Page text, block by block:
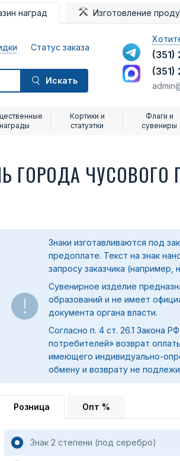
наград Изготовление
Статус заказа
Искать
(351)
(351)
награды
Кортики и
статуэтки
Флаги и
сувениры
ЧУСОВОГО
Знаки изготавливаются под
предоплате. Текст на знак
запросу заказчика
Сувенирное изделие
образований и не имеет
документа органа власти.
Согласно п. 4 ст. 26.1 Закона
потребителей» возврат
имеющего индивидуально-
обмену и возврату не
Розница Опт %
Знак 2 степени (под серебро)